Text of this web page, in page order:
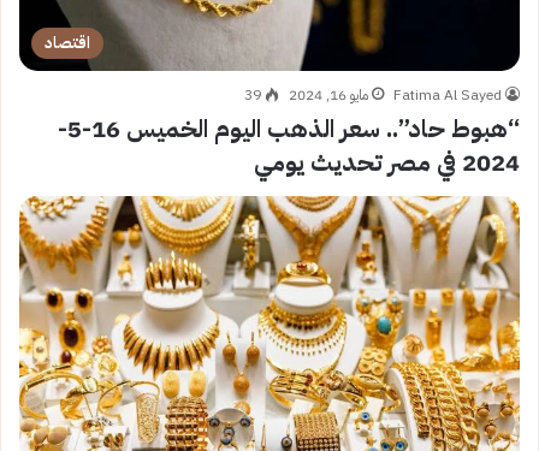
اقتصاد
Fatima Al Sayed مايو 16, 2024 39
“هبوط حاد”.. سعر الذهب اليوم الخميس 16-5-
2024 في مصر تحديث يومي